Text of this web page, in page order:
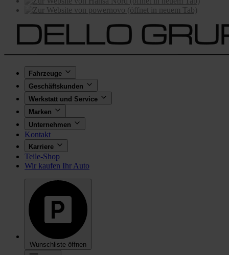
Fahrzeuge
Geschäftskunden
Werkstatt und Service
Marken
Unternehmen
Kontakt
Karriere
Teile-Shop
Wir kaufen Ihr Auto
Wunschliste öffnen